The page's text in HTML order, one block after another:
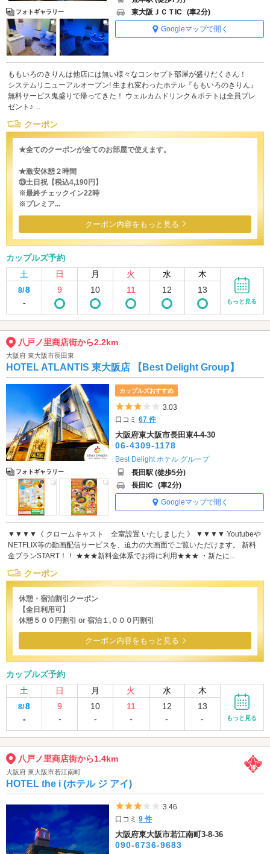
フォトギャラリー
東大阪ＪＣＴIC (車2分)
Googleマップで開く
ももいろのきりんは他店には無い様々なコンセプト部屋が盛りだくさん！
システムリニューアルオープン! 生まれ変わったホテル『ももいろのきりん』
無料サービス鬼盛りで帰ってきた！ ウェルカムドリンク＆ポテトは全員プレ
ゼント♪ ...
クーポン
★全てのクーポンが全てのお部屋で使えます。
★激安休憩２時間
⑬土日祝【税込4,190円】
※最終チェックイン22時
※プレミア...
クーポン内容をもっと見る
カップルズ予約
土
日 月 火 水 木
8/8
-
9 10 11 12 13
もっと見る
八戸ノ里商店街から2.2km
大阪府 東大阪市長田東
HOTEL ATLANTIS 東大阪店 【Best Delight Group】
フォトギャラリー
カップルズおすすめ
5つ星のうち3
3.03
口コミ67 件
大阪府東大阪市長田東4-4-30
06-4309-1178
Best Delight ホテル グループ
長田駅 (徒歩5分)
長田IC (車2分)
Googleマップで開く
▼▼▼▼《 クロームキャスト 全室設置 いたしました 》 ▼▼▼▼ Youtubeや
NETFLIX等の動画配信サービスを、迫力の大画面でご覧いただけます。 新料
金プランSTART！！ ★★★新料金体系でお得に利用★★★ ・新たに...
クーポン
休憩・宿泊割引クーポン
【全日利用可】
休憩５００円割引 or 宿泊１,０００円割引
クーポン内容をもっと見る
カップルズ予約
土
日 月 火 水 木
8/8
-
9
-
10
-
11
-
12
-
13
-
もっと見る
八戸ノ里商店街から1.4km
大阪府 東大阪市若江南町
HOTEL the i (ホテル ジ アイ)
5つ星のうち3
3.46
口コミ9 件
大阪府東大阪市若江南町3-8-36
090-6736-9683